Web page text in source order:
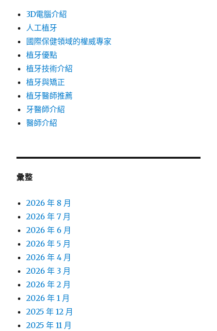
3D電腦介紹
人工植牙
國際保健領域的權威專家
植牙優點
植牙技術介紹
植牙與矯正
植牙醫師推薦
牙醫師介紹
醫師介紹
彙整
2026 年 8 月
2026 年 7 月
2026 年 6 月
2026 年 5 月
2026 年 4 月
2026 年 3 月
2026 年 2 月
2026 年 1 月
2025 年 12 月
2025 年 11 月